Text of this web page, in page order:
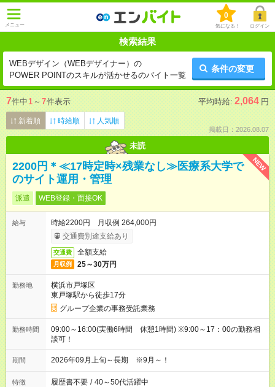
メニュー
0
気になる！ ログイン
検索結果
WEBデザイン（WEBデザイナー）の
POWER POINTのスキルが活かせるのバイト一覧
条件の変更
7件中1 ～ 7件表示 平均時給: 2,064 円
新着順 時給順 人気順
掲載日：2026.08.07
未読
NEW
2200円＊≪17時定時×残業なし≫医療系大学で
のサイト運用・管理
派遣 WEB登録・面接OK
給与
時給2200円 月収例 264,000円
交通費別途支給あり
交通費 全額支給
月収例 25～30万円
勤務地
横浜市戸塚区
東戸塚駅から徒歩17分
グループ企業の事務受託業務
勤務時間
09:00～16:00(実働6時間 休憩1時間) ※9:00～17：00の勤務相
談可！
期間 2026年09月上旬～長期 ※9月～！
特徴 履歴書不要 / 40～50代活躍中